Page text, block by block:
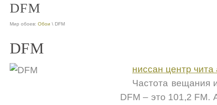
DFM
Мир обоев: Обои \ DFM
DFM
ниссан центр
Частота вещания
DFM – это 101,2 FM.